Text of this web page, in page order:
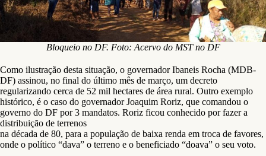
Bloqueio no DF. Foto: Acervo do MST no DF
Como ilustração desta situação, o governador Ibaneis Rocha (MDB-
DF) assinou, no final do último mês de março, um decreto
regularizando cerca de 52 mil hectares de área rural. Outro exemplo
histórico, é o caso do governador Joaquim Roriz, que comandou o
governo do DF por 3 mandatos. Roriz ficou conhecido por fazer a
distribuição de terrenos
na década de 80, para a população de baixa renda em troca de favores,
onde o político “dava” o terreno e o beneficiado “doava” o seu voto.